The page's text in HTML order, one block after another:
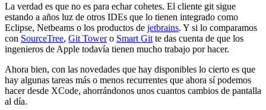
La verdad es que no es para echar cohetes. El cliente git sigue
estando a años luz de otros IDEs que lo tienen integrado como
Eclipse, Netbeams o los productos de jetbrains. Y si lo comparamos
con SourceTree, Git Towero Smart Git te das cuenta de que los
ingenieros de Apple todavía tienen mucho trabajo por hacer.
Ahora bien, con las novedades que hay disponibles lo cierto es que
hay algunas tareas más o menos recurrentes que ahora sí podemos
hacer desde XCode, ahorrándonos unos cuantos cambios de pantalla
al día.